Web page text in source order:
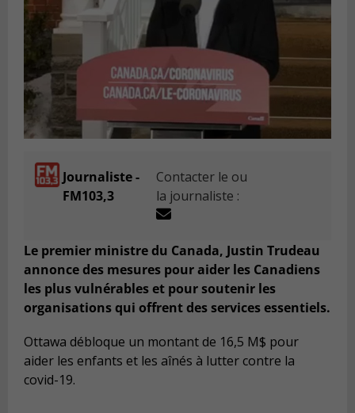
Journaliste -
FM103,3
Contacter le ou
la journaliste :
Le premier ministre du Canada, Justin Trudeau
annonce des mesures pour aider les Canadiens
les plus vulnérables et pour soutenir les
organisations qui offrent des services essentiels.
Ottawa débloque un montant de 16,5 M$ pour
aider les enfants et les aînés à lutter contre la
covid-19.